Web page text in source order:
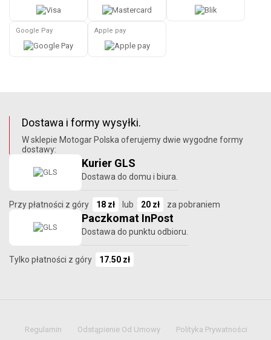
Google Pay Apple pay
Dostawa i formy wysyłki.
W sklepie Motogar Polska oferujemy dwie wygodne formy
dostawy:
Kurier GLS
Dostawa do domu i biura.
Przy płatności z góry 18 zł lub 20 zł za pobraniem
Paczkomat InPost
Dostawa do punktu odbioru.
Tylko płatności z góry 17.50 zł
Regulamin Odstąpienie Od Umowy Polityka Prywatności